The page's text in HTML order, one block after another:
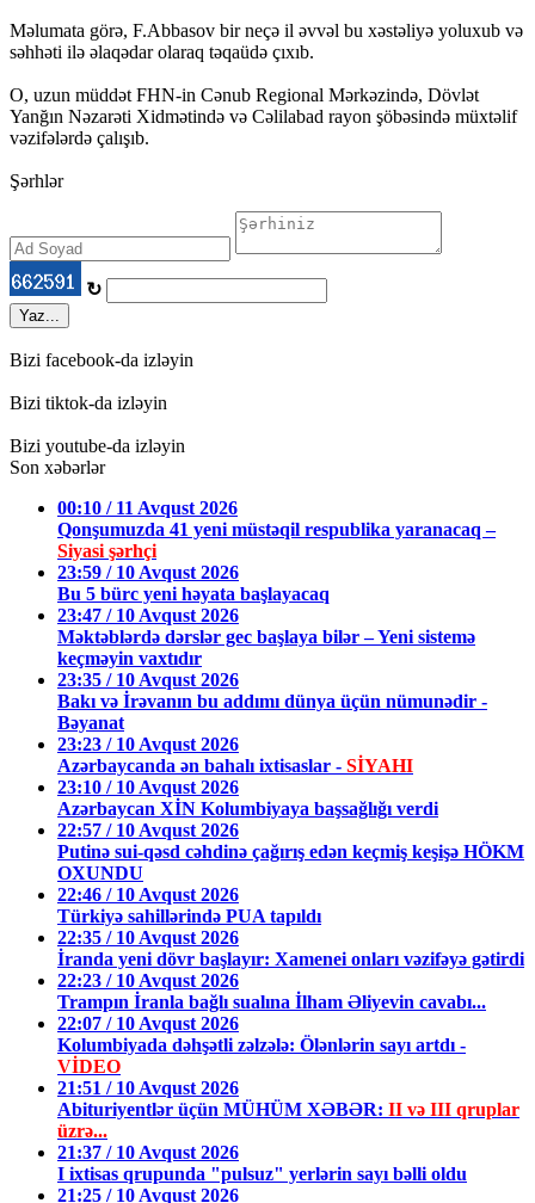
Məlumata görə, F.Abbasov bir neçə il əvvəl bu xəstəliyə yoluxub və
səhhəti ilə əlaqədar olaraq təqaüdə çıxıb.
O, uzun müddət FHN-in Cənub Regional Mərkəzində, Dövlət
Yanğın Nəzarəti Xidmətində və Cəlilabad rayon şöbəsində müxtəlif
vəzifələrdə çalışıb.
Şərhlər
↻
Yaz...
Bizi facebook-da izləyin
Bizi tiktok-da izləyin
Bizi youtube-da izləyin
Son xəbərlər
00:10 / 11 Avqust 2026
Qonşumuzda 41 yeni müstəqil respublika yaranacaq –
Siyasi şərhçi
23:59 / 10 Avqust 2026
Bu 5 bürc yeni həyata başlayacaq
23:47 / 10 Avqust 2026
Məktəblərdə dərslər gec başlaya bilər – Yeni sistemə
keçməyin vaxtıdır
23:35 / 10 Avqust 2026
Bakı və İrəvanın bu addımı dünya üçün nümunədir -
Bəyanat
23:23 / 10 Avqust 2026
Azərbaycanda ən bahalı ixtisaslar - SİYAHI
23:10 / 10 Avqust 2026
Azərbaycan XİN Kolumbiyaya başsağlığı verdi
22:57 / 10 Avqust 2026
Putinə sui-qəsd cəhdinə çağırış edən keçmiş keşişə HÖKM
OXUNDU
22:46 / 10 Avqust 2026
Türkiyə sahillərində PUA tapıldı
22:35 / 10 Avqust 2026
İranda yeni dövr başlayır: Xamenei onları vəzifəyə gətirdi
22:23 / 10 Avqust 2026
Trampın İranla bağlı sualına İlham Əliyevin cavabı...
22:07 / 10 Avqust 2026
Kolumbiyada dəhşətli zəlzələ: Ölənlərin sayı artdı -
VİDEO
21:51 / 10 Avqust 2026
Abituriyentlər üçün MÜHÜM XƏBƏR: II və III qruplar
üzrə...
21:37 / 10 Avqust 2026
I ixtisas qrupunda "pulsuz" yerlərin sayı bəlli oldu
21:25 / 10 Avqust 2026